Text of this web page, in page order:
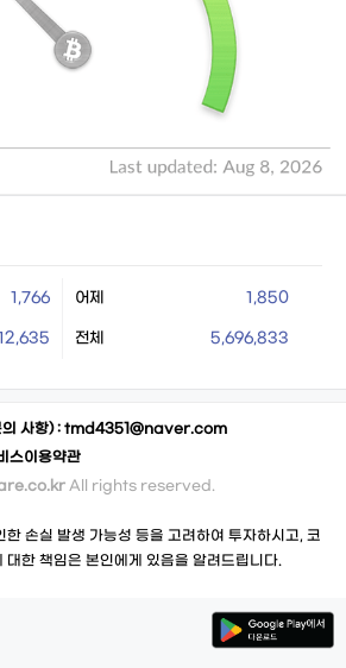
1,766 어제 1,850
전체 5,696,833
사항) : tmd4351@naver.com
스이용약관
All rights reserved.
한 손실 발생 가능성 등을 고려하여 투자하시고, 코
한 책임은 본인에게 있음을 알려드립니다.